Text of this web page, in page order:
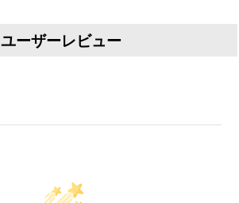
ユーザーレビュー